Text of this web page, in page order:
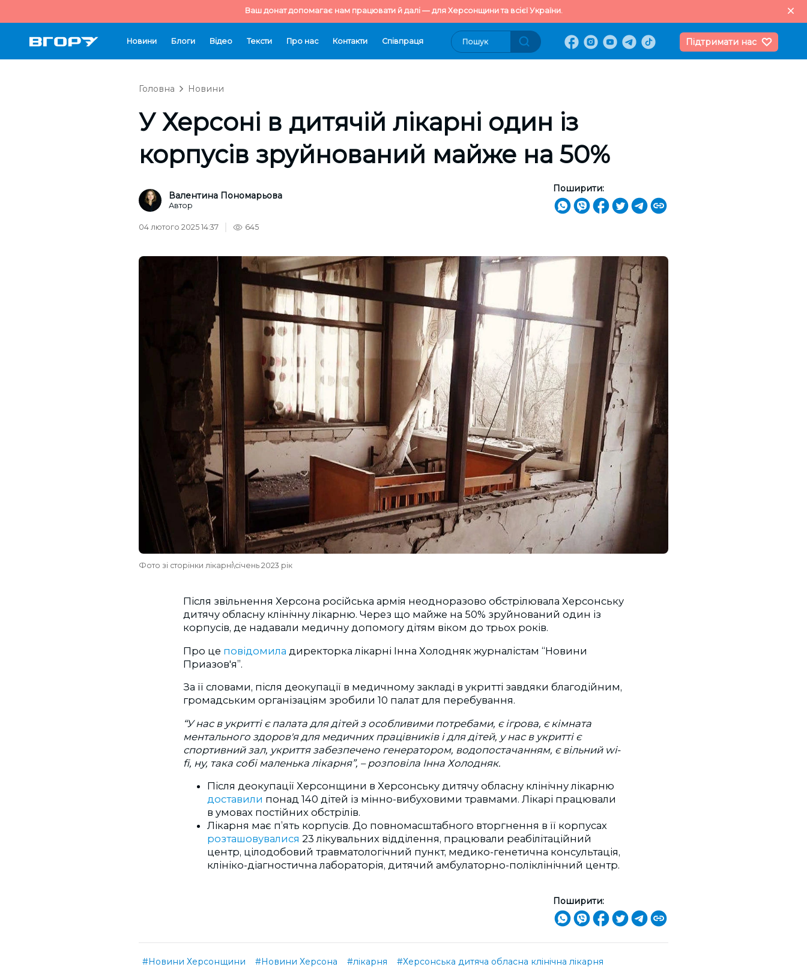
Ваш донат допомагає нам працювати й далі — для Херсонщини та всієї України.
Новини Блоги Відео Тексти Про нас Контакти Cпівпраця Підтримати нас
Головна Новини
У Херсоні в дитячій лікарні один із
корпусів зруйнований майже на 50%
Валентина Пономарьова
Автор
Поширити:
04 лютого 2025 14:37 645
Фото зі сторінки лікарні\січень 2023 рік
Після звільнення Херсона російська армія неодноразово обстрілювала Херсонську
дитячу обласну клінічну лікарню. Через що майже на 50% зруйнований один із
корпусів, де надавали медичну допомогу дітям віком до трьох років.
Про це повідомила директорка лікарні Інна Холодняк журналістам “Новини
Приазов'я”.
За її словами, після деокупації в медичному закладі в укритті завдяки благодійним,
громадським організаціям зробили 10 палат для перебування.
“У нас в укритті є палата для дітей з особливими потребами, є ігрова, є кімната
ментального здоров'я для медичних працівників і для дітей, у нас в укритті є
спортивний зал, укриття забезпечено генератором, водопостачанням, є вільний wi-
fi, ну, така собі маленька лікарня”, – розповіла Інна Холодняк.
Після деокупації Херсонщини в Херсонську дитячу обласну клінічну лікарню
доставили понад 140 дітей із мінно-вибуховими травмами. Лікарі працювали
в умовах постійних обстрілів.
Лікарня має п’ять корпусів. До повномасштабного вторгнення в її корпусах
розташовувалися 23 лікувальних відділення, працювали реабілітаційний
центр, цілодобовий травматологічний пункт, медико-генетична консультація,
клініко-діагностична лабораторія, дитячий амбулаторно-поліклінічний центр.
Поширити:
#Новини Херсонщини #Новини Херсона #лікарня #Херсонська дитяча обласна клінічна лікарня